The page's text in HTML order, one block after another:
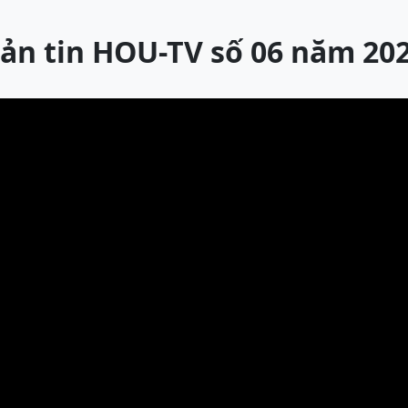
tin HOU-TV số 06 năm